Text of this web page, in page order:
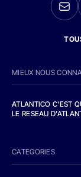
MIEUX NOUS
ATLANTICO C'EST
LE RESEAU
CATEGORIES